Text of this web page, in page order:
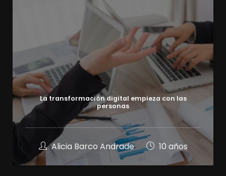
La transformación digital empieza con las
personas
Alicia Barco Andrade 10 años